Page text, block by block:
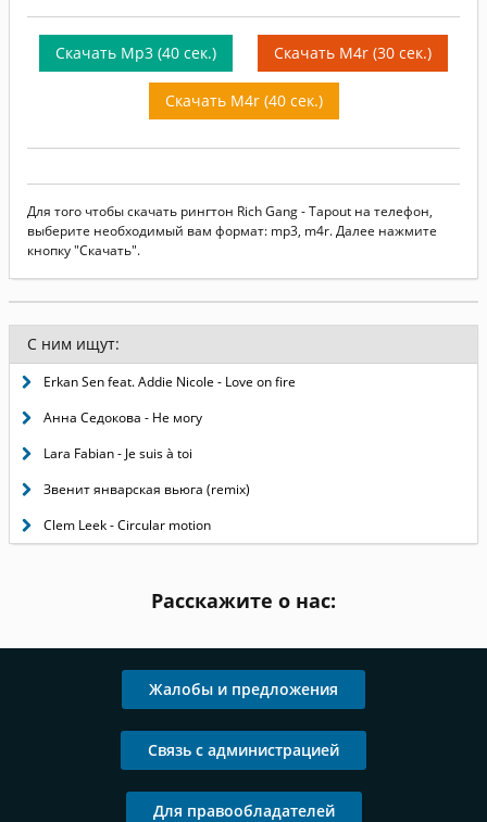
Скачать Mp3 (40 сек.) Скачать M4r (30 сек.)
Скачать M4r (40 сек.)
Для того чтобы скачать рингтон Rich Gang - Tapout на телефон,
выберите необходимый вам формат: mp3, m4r. Далее нажмите
кнопку "Скачать".
С ним ищут:
Erkan Sen feat. Addie Nicole - Love on fire
Анна Седокова - Не могу
Lara Fabian - Je suis à toi
Звенит январская вьюга (remix)
Clem Leek - Circular motion
Расскажите о нас:
Жалобы и предложения
Связь с администрацией
Для правообладателей